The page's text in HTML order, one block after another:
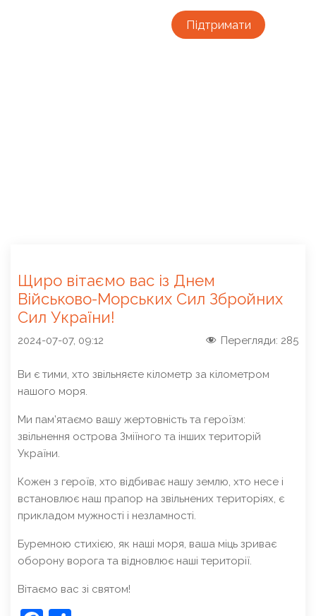
Підтримати
Щиро вітаємо вас із Днем
Військово-Морських Сил Збройних
Сил України!
2024-07-07, 09:12 Перегляди: 285
Ви є тими, хто звільняєте кілометр за кілометром
нашого моря.
Ми пам’ятаємо вашу жертовність та героїзм:
звільнення острова Зміїного та інших територій
України.
Кожен з героїв, хто відбиває нашу землю, хто несе і
встановлює наш прапор на звільнених територіях, є
прикладом мужності і незламності.
Буремною стихією, як наші моря, ваша міць зриває
оборону ворога та відновлює наші території.
Вітаємо вас зі святом!